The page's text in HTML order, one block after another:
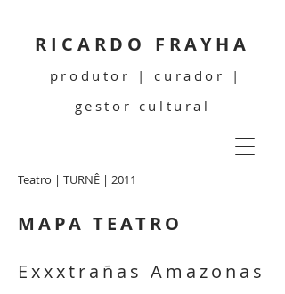
RICARDO FRAYHA
produtor | curador |
gestor cultural
Teatro | TURNÊ | 2011
MAPA TEATRO
Exxxtrañas Amazonas